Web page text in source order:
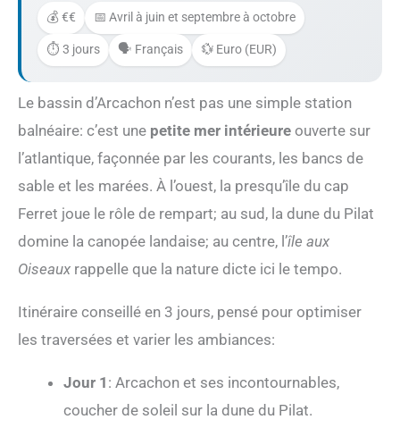
💰 €€ 📅 Avril à juin et septembre à octobre
⏱️ 3 jours 🗣️ Français 💱 Euro (EUR)
Le bassin d’Arcachon n’est pas une simple station
balnéaire: c’est une petite mer intérieure ouverte sur
l’atlantique, façonnée par les courants, les bancs de
sable et les marées. À l’ouest, la presqu’île du cap
Ferret joue le rôle de rempart; au sud, la dune du Pilat
domine la canopée landaise; au centre, l’île aux
Oiseaux rappelle que la nature dicte ici le tempo.
Itinéraire conseillé en 3 jours, pensé pour optimiser
les traversées et varier les ambiances:
Jour 1 : Arcachon et ses incontournables,
coucher de soleil sur la dune du Pilat.